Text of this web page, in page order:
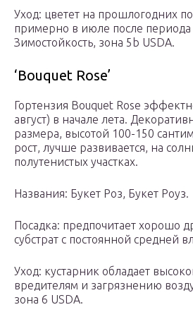
Уход: цветет на прошлогодних
примерно в июле после периода
Зимостойкость, зона 5b USDA.
‘Bouquet Rose’
Гортензия Bouquet Rose
август) в начале лета.
размера, высотой 100-150
рост, лучше развивается, на
полутенистых участках.
Названия: Букет Роз, Букет Роуз.
Посадка: предпочитает хорошо
субстрат с постоянной средней
Уход: кустарник обладает
вредителям и загрязнению
зона 6 USDA.